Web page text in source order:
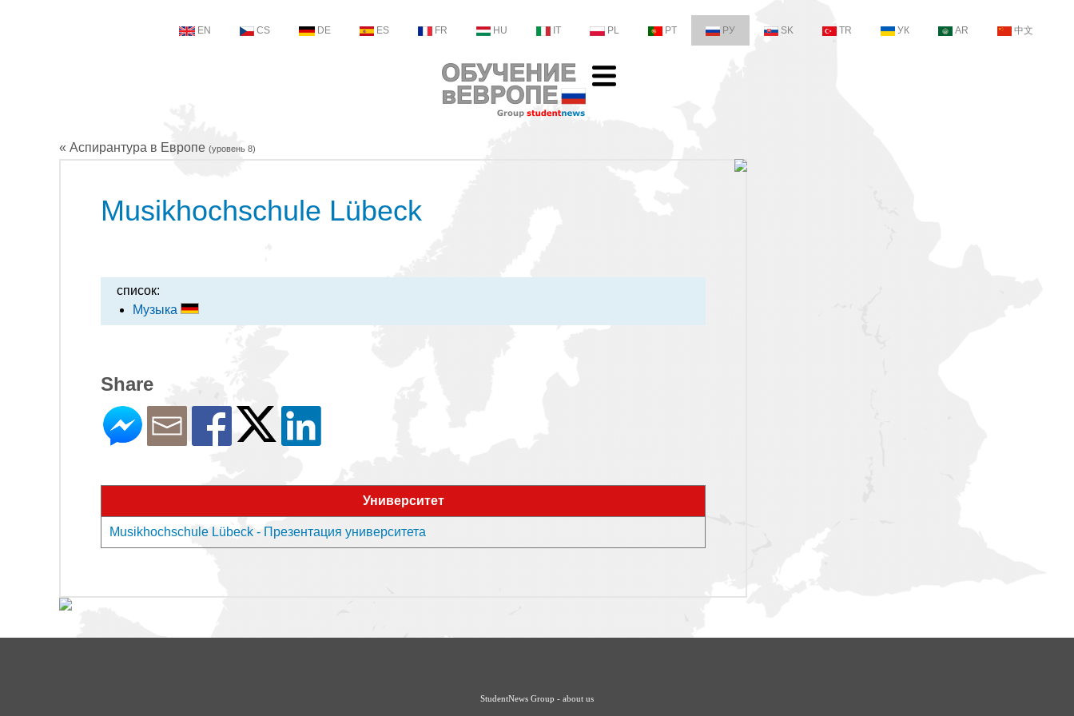
EN CS DE ES FR HU IT PL PT РУ SK TR УК AR 中文
« Аспирантура в Европе (уровень 8)
Musikhochschule Lübeck
список:
Музыка
Share
Университет
Musikhochschule Lübeck - Презентация университета
StudentNews Group - about us